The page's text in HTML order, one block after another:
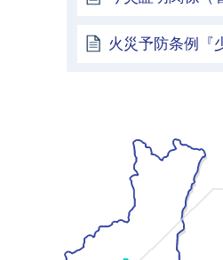
火災予防条例『